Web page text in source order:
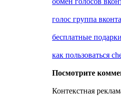
голос группа
бесплатные
как пользоваться
Посмотрите
Контекстная